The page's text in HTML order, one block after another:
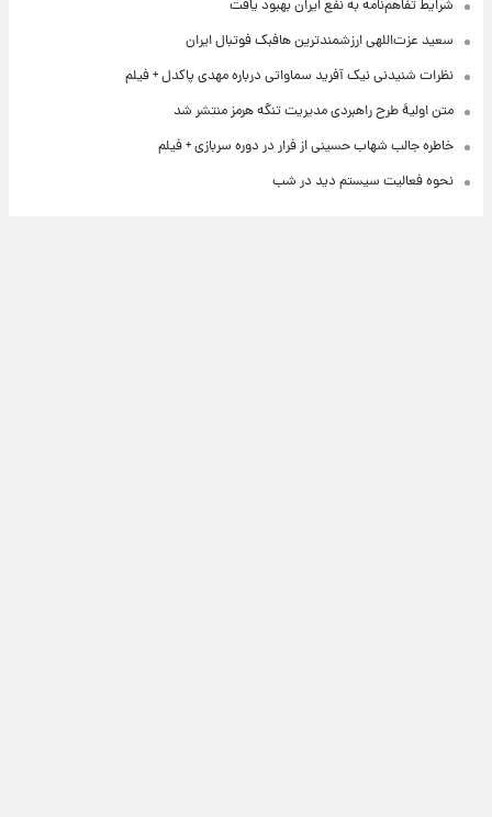
شرایط تفاهم‌نامه به نفع ایران بهبود یافت
سعید عزت‌اللهی ارزشمندترین هافبک فوتبال ایران
نظرات شنیدنی نیک آفرید سماواتی درباره مهدی پاکدل + فیلم
متن اولیۀ طرح راهبردی مدیریت تنگه هرمز منتشر شد
خاطره جالب شهاب حسینی از فرار در دوره سربازی + فیلم
نحوه فعالیت سیستم دید در شب